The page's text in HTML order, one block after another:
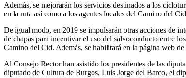
Además, se mejorarán los servicios destinados a los
en la ruta así como a los agentes locales del Camino del
De igual modo, en 2019 se impulsarán otras acciones de
de chapas para incentivar el uso del salvoconducto entre
Camino del Cid. Además, se habilitará en la página web
Al Consejo Rector han asistido los presidentes de las
diputado de Cultura de Burgos, Luis Jorge del Barco, el